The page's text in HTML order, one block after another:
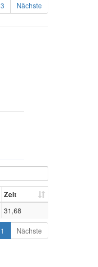
3 Nächste
Zeit
31,68
1 Nächste